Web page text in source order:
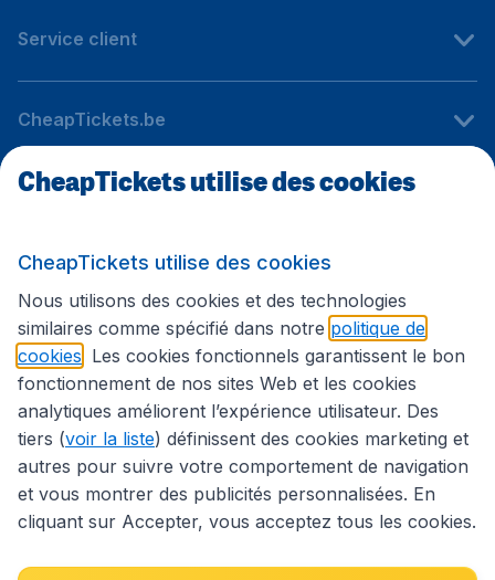
Service client
CheapTickets.be
Sites internationaux
Suivez CheapTickets.be
Déclaration d’accessibilité
Conditions générales
CheapTickets utilise des cookies
CheapTickets utilise des cookies
Nous utilisons des cookies et des technologies
similaires comme spécifié dans notre politique de
cookies . Les cookies fonctionnels garantissent le bon
fonctionnement de nos sites Web et les cookies
analytiques améliorent l’expérience utilisateur. Des
tiers (voir la liste) définissent des cookies marketing et
autres pour suivre votre comportement de navigation
et vous montrer des publicités personnalisées. En
cliquant sur Accepter, vous acceptez tous les cookies.